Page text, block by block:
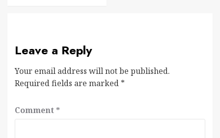
Leave a Reply
Your email address will not be published.
Required fields are marked *
Comment *